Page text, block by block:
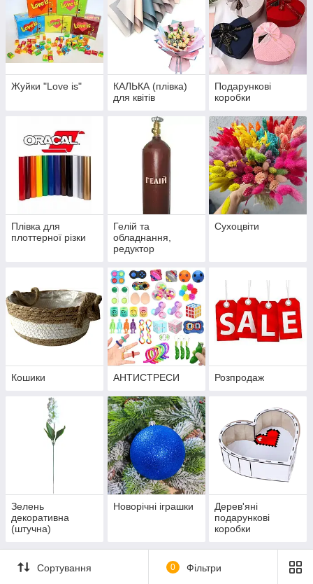
Жуйки "Love is"
КАЛЬКА (плівка)
для квітів
Подарункові
коробки
Плівка для
плоттерної різки
Гелій та
обладнання,
редуктор
Сухоцвіти
Кошики АНТИСТРЕСИ Розпродаж
Зелень
декоративна
(штучна)
Новорічні іграшки
Дерев'яні
подарункові
коробки
Сортування 0 Фільтри